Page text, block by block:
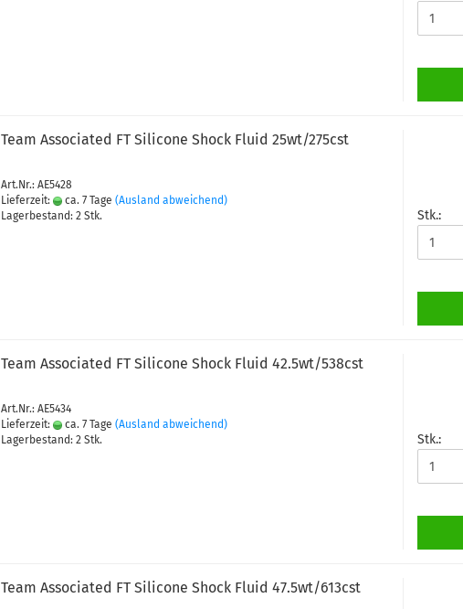
Team Associated FT Silicone Shock Fluid 25wt/275cst
Art.Nr.: AE5428
Lieferzeit:
ca. 7 Tage (Ausland abweichend)
Lagerbestand: 2 Stk.
Stk.:
Team Associated FT Silicone Shock Fluid 42.5wt/538cst
Art.Nr.: AE5434
Lieferzeit:
ca. 7 Tage (Ausland abweichend)
Lagerbestand: 2 Stk.
Stk.:
Team Associated FT Silicone Shock Fluid 47.5wt/613cst